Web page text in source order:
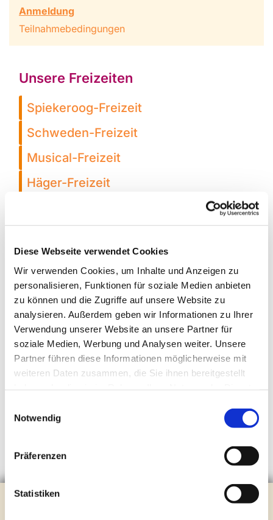
Diese Webseite verwendet Cookies
Wir verwenden Cookies, um Inhalte und Anzeigen zu
personalisieren, Funktionen für soziale Medien anbieten
zu können und die Zugriffe auf unsere Website zu
analysieren. Außerdem geben wir Informationen zu Ihrer
Verwendung unserer Website an unsere Partner für
soziale Medien, Werbung und Analysen weiter. Unsere
Partner führen diese Informationen möglicherweise mit
weiteren Daten zusammen, die Sie ihnen bereitgestellt
Notwendig
Präferenzen
Statistiken
Anmeldung
Teilnahmebedingungen
Unsere Freizeiten
Spiekeroog-Freizeit
Schweden-Freizeit
Musical-Freizeit
Häger-Freizeit